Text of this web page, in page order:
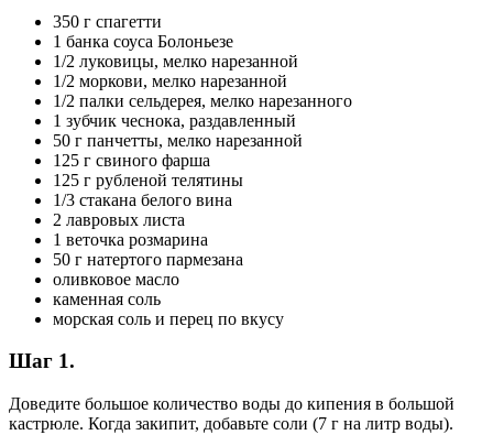
350 г спагетти
1 банка соуса Болоньезе
1/2 луковицы, мелко нарезанной
1/2 моркови, мелко нарезанной
1/2 палки сельдерея, мелко нарезанного
1 зубчик чеснока, раздавленный
50 г панчетты, мелко нарезанной
125 г свиного фарша
125 г рубленой телятины
1/3 стакана белого вина
2 лавровых листа
1 веточка розмарина
50 г натертого пармезана
оливковое масло
каменная соль
морская соль и перец по вкусу
Шаг 1.
Доведите большое количество воды до кипения в большой
кастрюле. Когда закипит, добавьте соли (7 г на литр воды).